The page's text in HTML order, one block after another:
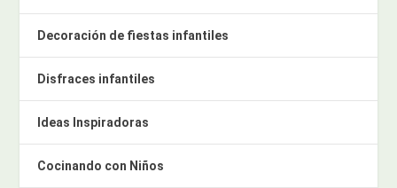
Decoración de fiestas infantiles
Disfraces infantiles
Ideas Inspiradoras
Cocinando con Niños